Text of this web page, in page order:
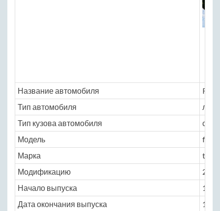
Название автомобиля
Ford
Тип автомобиля
Тип кузова автомобиля
Модель
ford
Марка
Модификацию
2.3
Начало выпуска
1984
Дата окончания выпуска
1995